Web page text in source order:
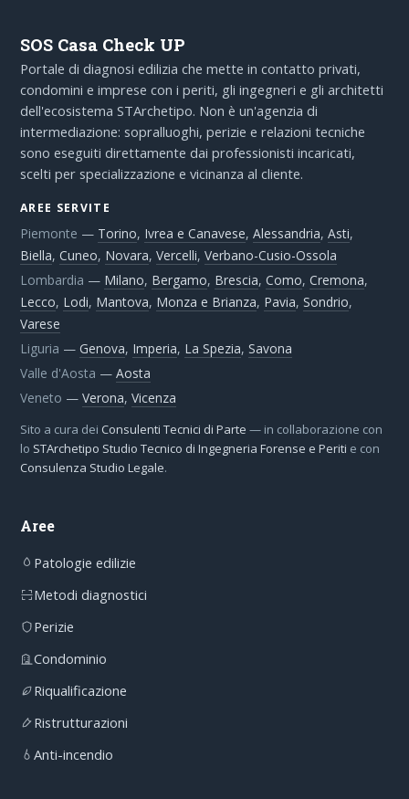
SOS Casa Check UP
Portale di diagnosi edilizia che mette in contatto privati,
condomini e imprese con i periti, gli ingegneri e gli architetti
dell'ecosistema STArchetipo. Non è un'agenzia di
intermediazione: sopralluoghi, perizie e relazioni tecniche
sono eseguiti direttamente dai professionisti incaricati,
scelti per specializzazione e vicinanza al cliente.
AREE SERVITE
Piemonte — Torino, Ivrea e Canavese, Alessandria, Asti,
Biella, Cuneo, Novara, Vercelli, Verbano-Cusio-Ossola
Lombardia — Milano, Bergamo, Brescia, Como, Cremona,
Lecco, Lodi, Mantova, Monza e Brianza, Pavia, Sondrio,
Varese
Liguria — Genova, Imperia, La Spezia, Savona
Valle d'Aosta — Aosta
Veneto — Verona, Vicenza
Sito a cura dei Consulenti Tecnici di Parte — in collaborazione con
lo STArchetipo Studio Tecnico di Ingegneria Forense e Periti e con
Consulenza Studio Legale.
Aree
Patologie edilizie
Metodi diagnostici
Perizie
Condominio
Riqualificazione
Ristrutturazioni
Anti-incendio